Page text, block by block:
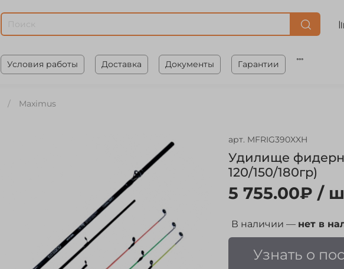
Условия работы Доставка Документы Гарантии
Maximus
арт. MFRIG390XXH
Удилище
120/150/180гр)
5 755.00₽ /
В наличии — нет в
Узнать о